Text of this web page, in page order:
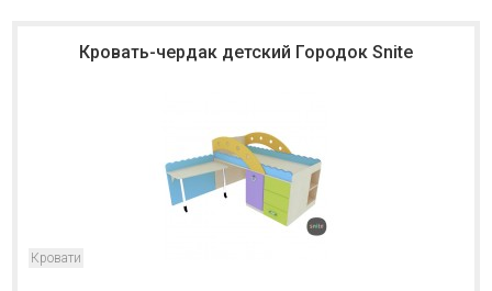
Кровать-чердак детский Городок Snite
Кровати